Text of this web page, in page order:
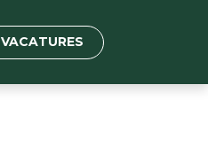
VACATURES